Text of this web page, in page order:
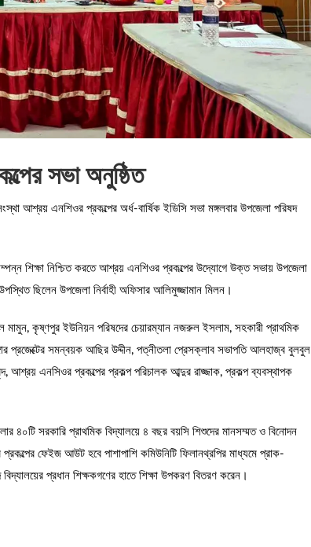
সভা অনুষ্ঠিত
আশ্রয় এনশিওর প্রকল্পের অর্ধ-বার্ষিক ইডিসি সভা মঙ্গলবার উপজেলা পরিষদ
শিক্ষা নিশ্চিত করতে আশ্রয় এনশিওর প্রকল্পের উদ্যোগে উক্ত সভায় উপজেলা
ছিলেন উপজেলা নির্বাহী অফিসার আলিমুজ্জামান মিলন।
কৃষ্ণপুর ইউনিয়ন পরিষদের চেয়ারম্যান নজরুল ইসলাম, সহকারী প্রাথমিক
প্রজেক্টের সমন্বয়ক আছির উদ্দীন, পত্নীতলা প্রেসক্লাব সভাপতি আলহাজ্ব বুলবুল
আশ্রয় এনসিওর প্রকল্পের প্রকল্প পরিচালক আব্দুর রাজ্জাক, প্রকল্প ব্যবস্থাপক
সরকারি প্রাথমিক বিদ্যালয়ে ৪ বছর বয়সি শিশুদের মানসম্মত ও বিনোদন
ফেইজ আউট হবে পাশাপাশি কমিউনিটি ফিলানথ্রপির মাধ্যমে প্রাক-
প্রধান শিক্ষকগণের হাতে শিক্ষা উপকরণ বিতরণ করেন।